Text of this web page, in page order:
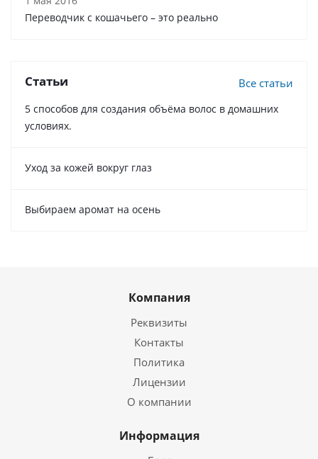
Переводчик с кошачьего – это реально
Статьи Все статьи
5 способов для создания объёма волос в домашних
условиях.
Уход за кожей вокруг глаз
Выбираем аромат на осень
Компания
Реквизиты
Контакты
Политика
Лицензии
О компании
Информация